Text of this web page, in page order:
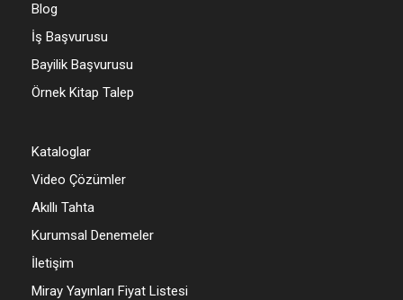
Blog
İş Başvurusu
Bayilik Başvurusu
Örnek Kitap Talep
Kataloglar
Video Çözümler
Akıllı Tahta
Kurumsal Denemeler
İletişim
Miray Yayınları Fiyat Listesi